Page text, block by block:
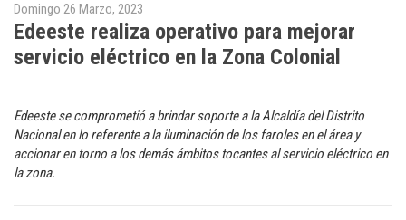
Domingo 26 Marzo, 2023
Edeeste realiza operativo para mejorar
servicio eléctrico en la Zona Colonial
Edeeste se comprometió a brindar soporte a la Alcaldía del Distrito
Nacional en lo referente a la iluminación de los faroles en el área y
accionar en torno a los demás ámbitos tocantes al servicio eléctrico en
la zona.